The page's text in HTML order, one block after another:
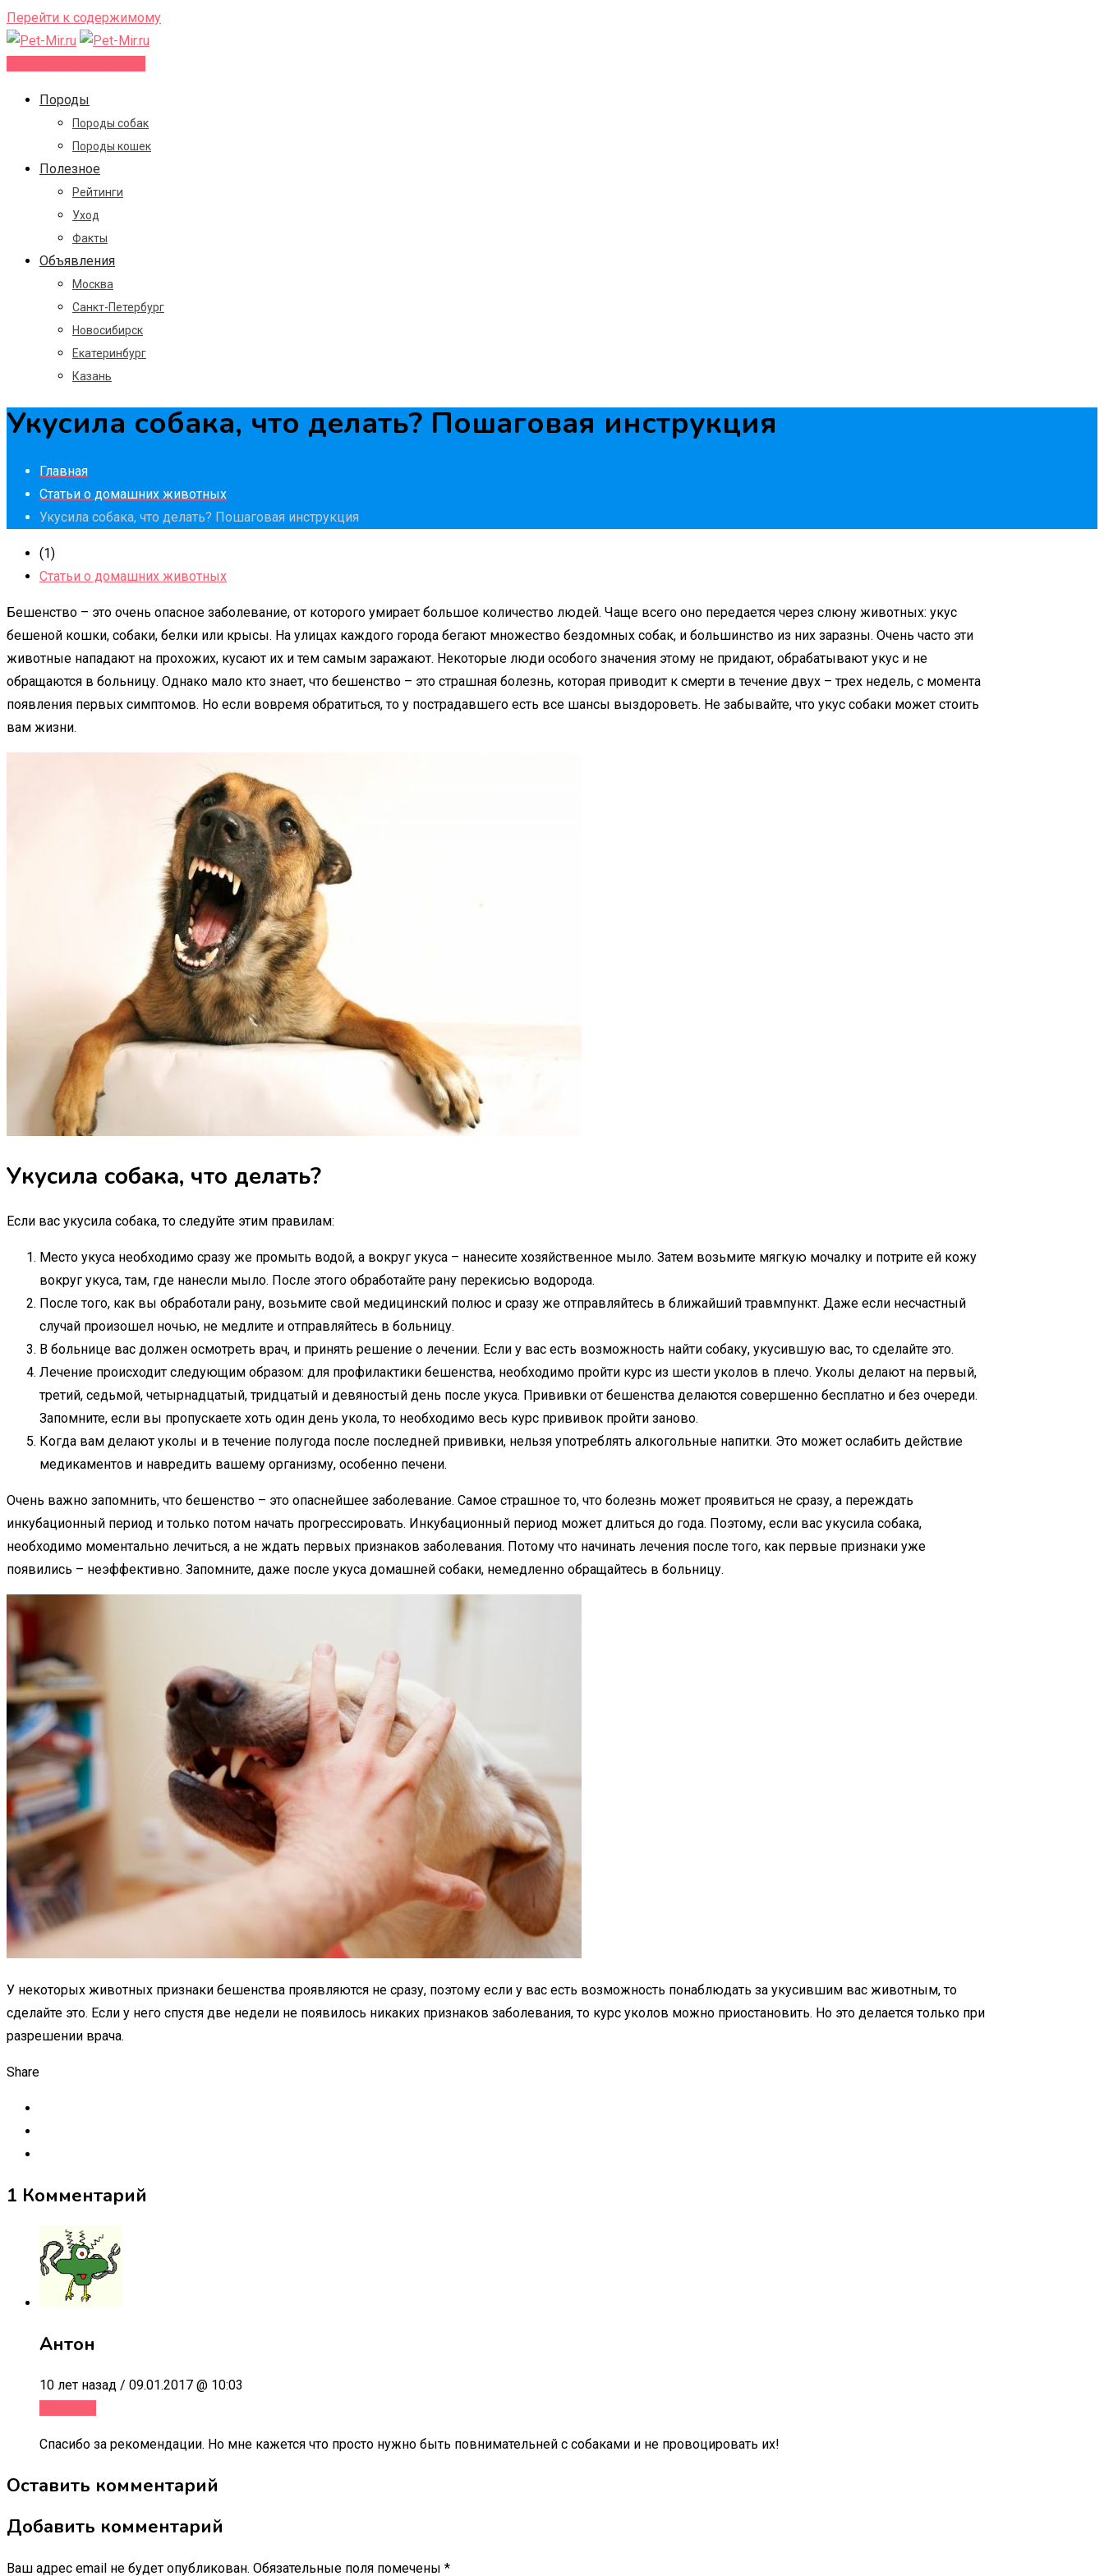
Перейти к содержимому
Породы
Породы собак
Породы кошек
Полезное
Рейтинги
Уход
Факты
Объявления
Москва
Санкт-Петербург
Новосибирск
Екатеринбург
Казань
Укусила собака, что делать? Пошаговая инструкция
Главная
Статьи о домашних животных
Укусила собака, что делать? Пошаговая инструкция
(1)
Статьи о домашних животных
Бешенство – это очень опасное заболевание, от которого умирает большое количество людей. Чаще всего оно передается через слюну животных: укус
бешеной кошки, собаки, белки или крысы. На улицах каждого города бегают множество бездомных собак, и большинство из них заразны. Очень часто эти
животные нападают на прохожих, кусают их и тем самым заражают. Некоторые люди особого значения этому не придают, обрабатывают укус и не
обращаются в больницу. Однако мало кто знает, что бешенство – это страшная болезнь, которая приводит к смерти в течение двух – трех недель, с момента
появления первых симптомов. Но если вовремя обратиться, то у пострадавшего есть все шансы выздороветь. Не забывайте, что укус собаки может стоить
вам жизни.
Укусила собака, что делать?
Если вас укусила собака, то следуйте этим правилам:
Место укуса необходимо сразу же промыть водой, а вокруг укуса – нанесите хозяйственное мыло. Затем возьмите мягкую мочалку и потрите ей кожу
вокруг укуса, там, где нанесли мыло. После этого обработайте рану перекисью водорода.
После того, как вы обработали рану, возьмите свой медицинский полюс и сразу же отправляйтесь в ближайший травмпункт. Даже если несчастный
случай произошел ночью, не медлите и отправляйтесь в больницу.
В больнице вас должен осмотреть врач, и принять решение о лечении. Если у вас есть возможность найти собаку, укусившую вас, то сделайте это.
Лечение происходит следующим образом: для профилактики бешенства, необходимо пройти курс из шести уколов в плечо. Уколы делают на первый,
третий, седьмой, четырнадцатый, тридцатый и девяностый день после укуса. Прививки от бешенства делаются совершенно бесплатно и без очереди.
Запомните, если вы пропускаете хоть один день укола, то необходимо весь курс прививок пройти заново.
Когда вам делают уколы и в течение полугода после последней прививки, нельзя употреблять алкогольные напитки. Это может ослабить действие
медикаментов и навредить вашему организму, особенно печени.
Очень важно запомнить, что бешенство – это опаснейшее заболевание. Самое страшное то, что болезнь может проявиться не сразу, а переждать
инкубационный период и только потом начать прогрессировать. Инкубационный период может длиться до года. Поэтому, если вас укусила собака,
необходимо моментально лечиться, а не ждать первых признаков заболевания. Потому что начинать лечения после того, как первые признаки уже
появились – неэффективно. Запомните, даже после укуса домашней собаки, немедленно обращайтесь в больницу.
У некоторых животных признаки бешенства проявляются не сразу, поэтому если у вас есть возможность понаблюдать за укусившим вас животным, то
сделайте это. Если у него спустя две недели не появилось никаких признаков заболевания, то курс уколов можно приостановить. Но это делается только при
разрешении врача.
Share
1 Комментарий
Антон
10 лет назад / 09.01.2017 @ 10:03
Спасибо за рекомендации. Но мне кажется что просто нужно быть повнимательней с собаками и не провоцировать их!
Оставить комментарий
Добавить комментарий
Ваш адрес email не будет опубликован. Обязательные поля помечены *